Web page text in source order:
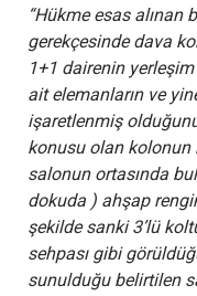
“Hükme esas
gerekçesinde dava
1+1 dairenin yerleşim
ait elemanların ve
işaretlenmiş
konusu olan kolonun
salonun ortasında
dokuda ) ahşap
şekilde sanki 3’lü
sehpası gibi
sunulduğu belirtilen